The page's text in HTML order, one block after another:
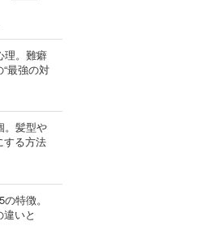
理。難癖
最強の対
。髪型や
する方法
特徴。
いと